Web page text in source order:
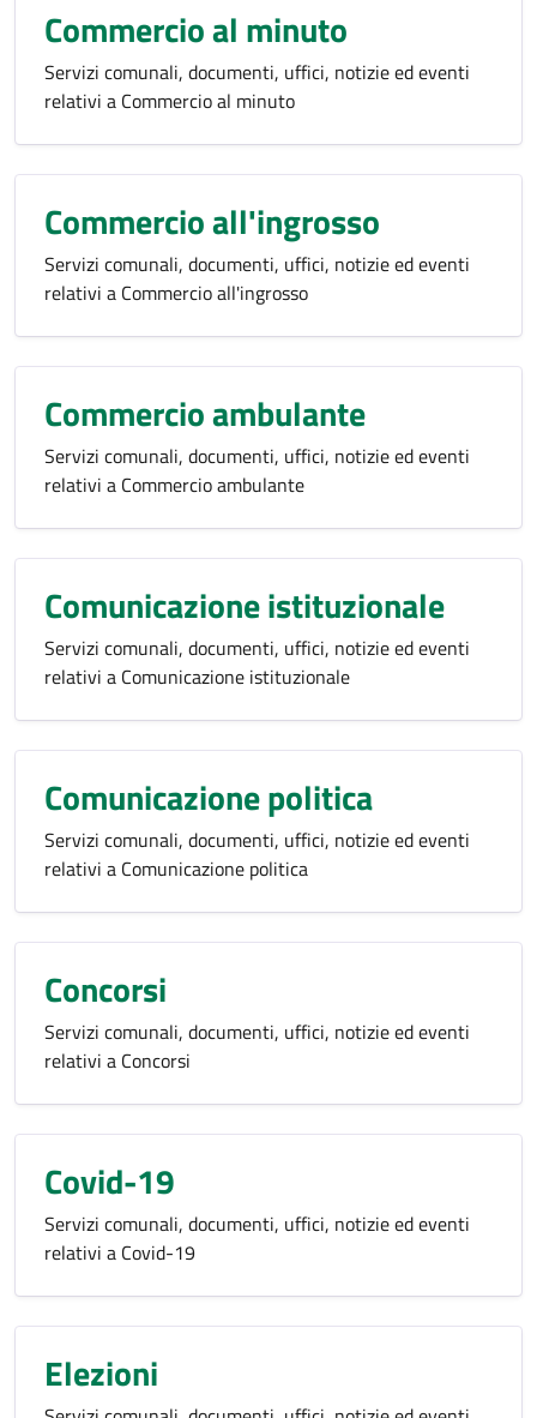
Commercio al minuto
Servizi comunali, documenti, uffici, notizie ed eventi
relativi a Commercio al minuto
Commercio all'ingrosso
Servizi comunali, documenti, uffici, notizie ed eventi
relativi a Commercio all'ingrosso
Commercio ambulante
Servizi comunali, documenti, uffici, notizie ed eventi
relativi a Commercio ambulante
Comunicazione istituzionale
Servizi comunali, documenti, uffici, notizie ed eventi
relativi a Comunicazione istituzionale
Comunicazione politica
Servizi comunali, documenti, uffici, notizie ed eventi
relativi a Comunicazione politica
Concorsi
Servizi comunali, documenti, uffici, notizie ed eventi
relativi a Concorsi
Covid-19
Servizi comunali, documenti, uffici, notizie ed eventi
relativi a Covid-19
Elezioni